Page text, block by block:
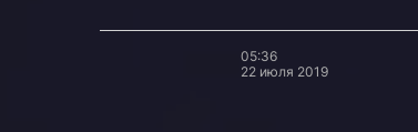
05:36
22 июля 2019